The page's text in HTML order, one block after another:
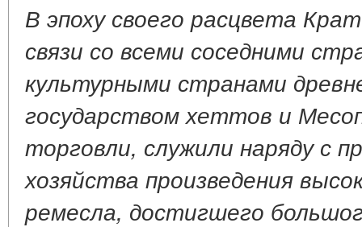
В эпоху своего расцвета
связи со всеми соседними
культурными странами
государством хеттов и
торговли, служили наряду с
хозяйства произведения
ремесла, достигшего